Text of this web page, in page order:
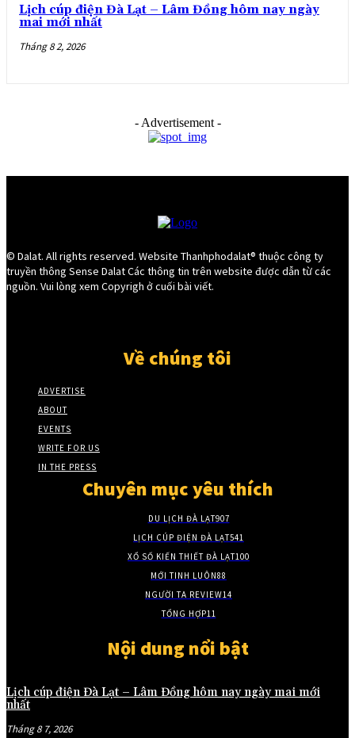
Lịch cúp điện Đà Lạt – Lâm Đồng hôm nay ngày
mai mới nhất
Tháng 8 2, 2026
- Advertisement -
© Dalat. All rights reserved. Website Thanhphodalat® thuộc công ty
truyền thông Sense Dalat Các thông tin trên website được dẫn từ các
nguồn. Vui lòng xem Copyrigh ở cuối bài viết.
Về chúng tôi
ADVERTISE
ABOUT
EVENTS
WRITE FOR US
IN THE PRESS
Chuyên mục yêu thích
DU LỊCH ĐÀ LẠT907
LỊCH CÚP ĐIỆN ĐÀ LẠT541
XỔ SỐ KIẾN THIẾT ĐÀ LẠT100
MỚI TINH LUÔN88
NGƯỜI TA REVIEW14
TỔNG HỢP11
Nội dung nổi bật
Lịch cúp điện Đà Lạt – Lâm Đồng hôm nay ngày mai mới
nhất
Tháng 8 7, 2026